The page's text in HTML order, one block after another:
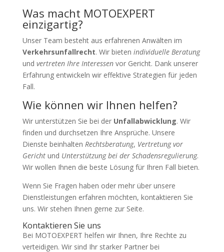
Was macht MOTOEXPERT
einzigartig?
Unser Team besteht aus erfahrenen Anwälten im
Verkehrsunfallrecht. Wir bieten individuelle Beratung
und vertreten Ihre Interessenvor Gericht. Dank unserer
Erfahrung entwickeln wir effektive Strategien für jeden
Fall.
Wie können wir Ihnen helfen?
Wir unterstützen Sie bei der Unfallabwicklung. Wir
finden und durchsetzen Ihre Ansprüche. Unsere
Dienste beinhalten Rechtsberatung, Vertretung vor
Gerichtund Unterstützung bei der Schadensregulierung.
Wir wollen Ihnen die beste Lösung für Ihren Fall bieten.
Wenn Sie Fragen haben oder mehr über unsere
Dienstleistungen erfahren möchten, kontaktieren Sie
uns. Wir stehen Ihnen gerne zur Seite.
Kontaktieren Sie uns
Bei MOTOEXPERT helfen wir Ihnen, Ihre Rechte zu
verteidigen. Wir sind Ihr starker Partner bei